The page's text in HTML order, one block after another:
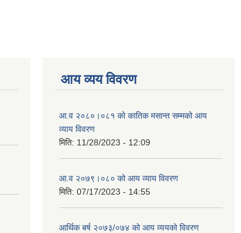
आय व्यय विवरण
आ.व २०८०।०८१ को कातिक मसान्त सम्मको आय
व्याय विवरण
मिति: 11/28/2023 - 12:09
आ.व २०७९।०८० को आय व्याय विवरण
मिति: 07/17/2023 - 14:55
आर्थिक बर्ष २०७३/०७४ को आय व्ययको विवरण